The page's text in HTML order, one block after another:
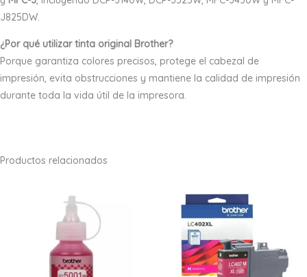
J825DW.
¿Por qué utilizar tinta original Brother?
Porque garantiza colores precisos, protege el cabezal de
impresión, evita obstrucciones y mantiene la calidad de impresión
durante toda la vida útil de la impresora.
Productos relacionados